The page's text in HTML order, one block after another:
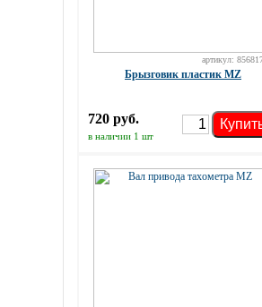
артикул:
Брызговик пластик MZ
720 руб.
в наличии 1 шт